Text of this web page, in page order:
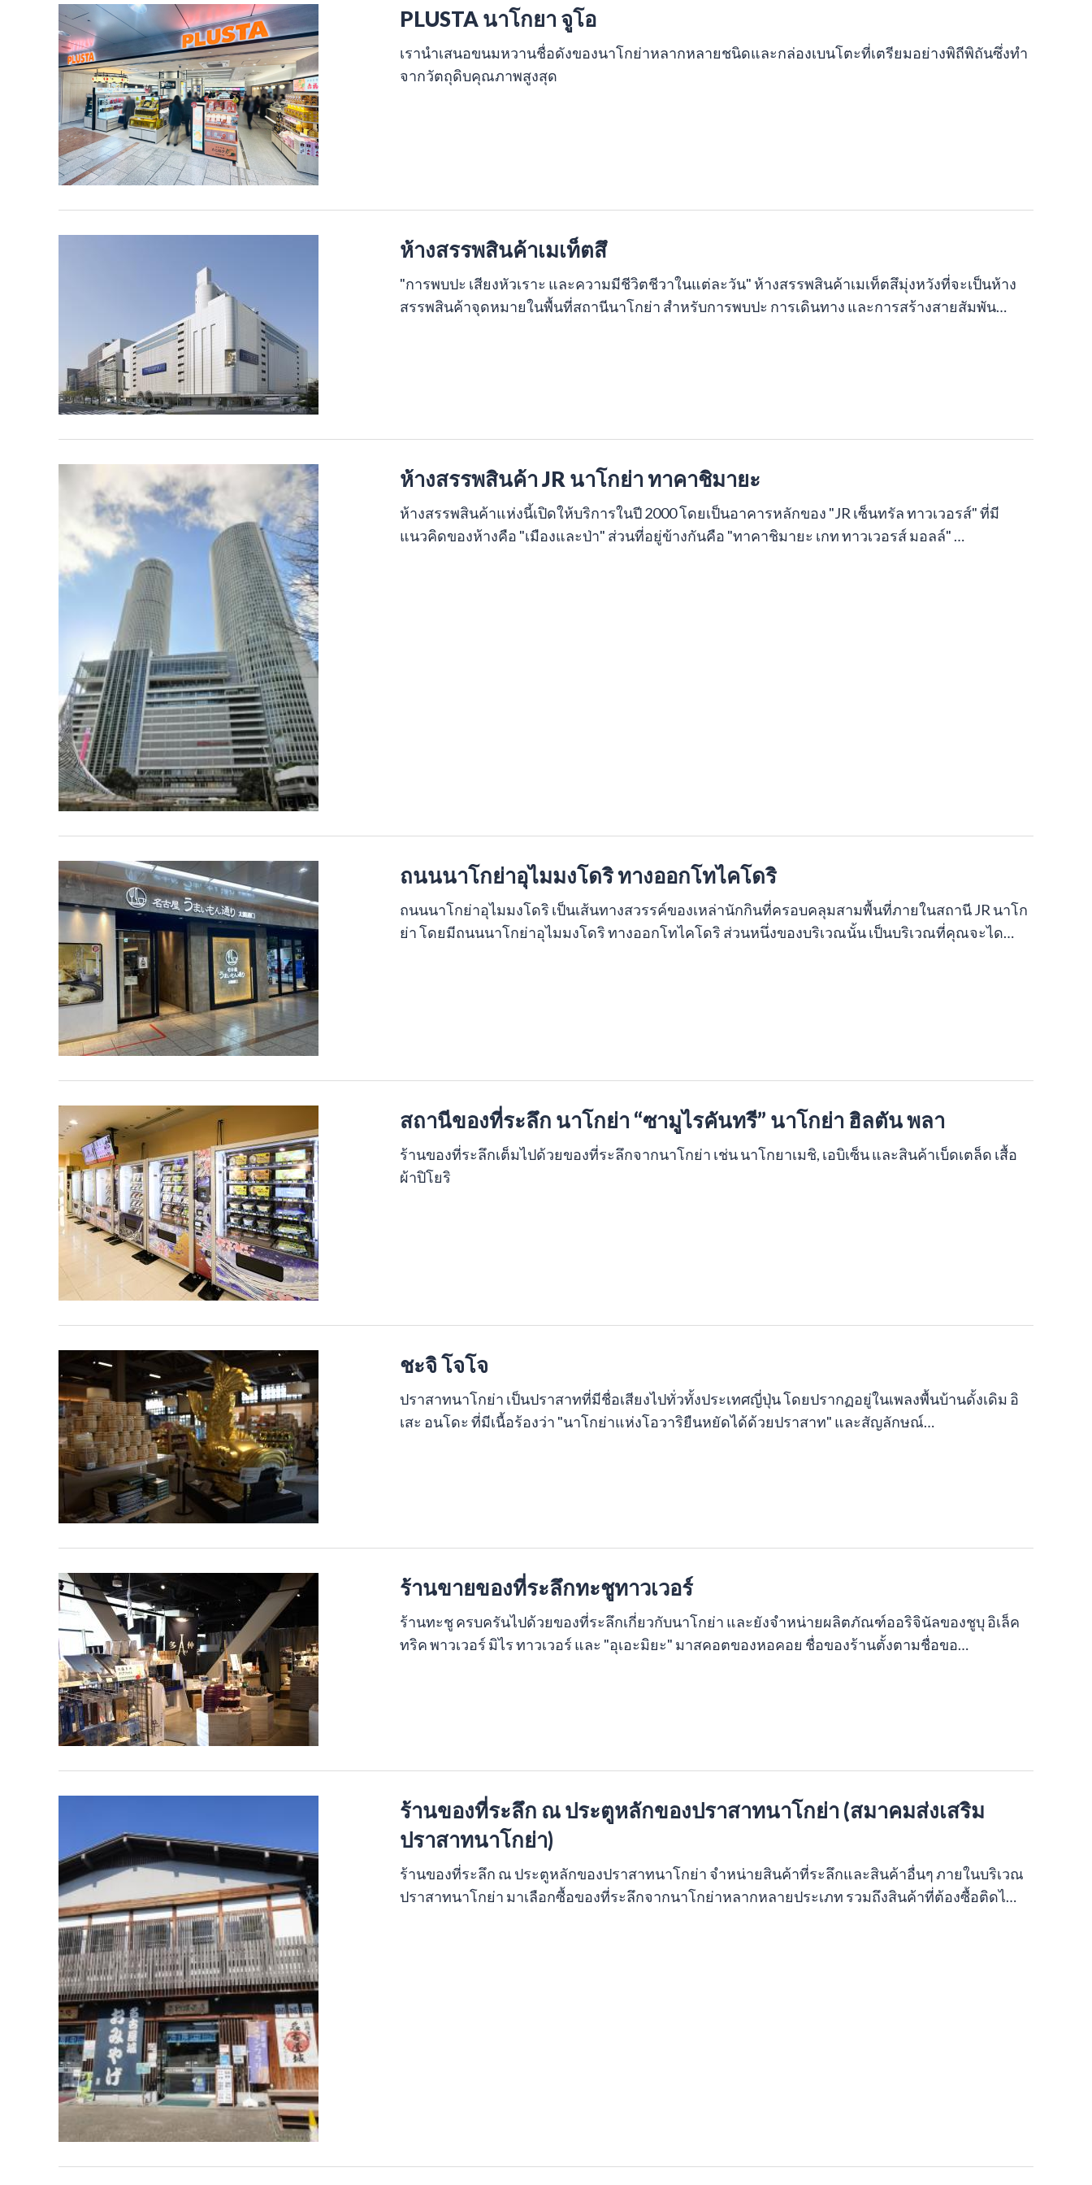
PLUSTA นาโกยา จูโอ
เรานำเสนอขนมหวานชื่อดังของนาโกย่าหลากหลายชนิดและกล่องเบนโตะที่เตรียมอย่างพิถีพิถันซึ่งทำ
จากวัตถุดิบคุณภาพสูงสุด
ห้างสรรพสินค้าเมเท็ตสึ
"การพบปะ เสียงหัวเราะ และความมีชีวิตชีวาในแต่ละวัน" ห้างสรรพสินค้าเมเท็ตสึมุ่งหวังที่จะเป็นห้าง
สรรพสินค้าจุดหมายในพื้นที่สถานีนาโกย่า สำหรับการพบปะ การเดินทาง และการสร้างสายสัมพัน…
ห้างสรรพสินค้า JR นาโกย่า ทาคาชิมายะ
ห้างสรรพสินค้าแห่งนี้เปิดให้บริการในปี 2000 โดยเป็นอาคารหลักของ "JR เซ็นทรัล ทาวเวอรส์" ที่มี
แนวคิดของห้างคือ "เมืองและป่า" ส่วนที่อยู่ข้างกันคือ "ทาคาชิมายะ เกท ทาวเวอรส์ มอลล์" …
ถนนนาโกย่าอุไมมงโดริ ทางออกโทไคโดริ
ถนนนาโกย่าอุไมมงโดริ เป็นเส้นทางสวรรค์ของเหล่านักกินที่ครอบคลุมสามพื้นที่ภายในสถานี JR นาโก
ย่า โดยมีถนนนาโกย่าอุไมมงโดริ ทางออกโทไคโดริ ส่วนหนึ่งของบริเวณนั้น เป็นบริเวณที่คุณจะได…
สถานีของที่ระลึก นาโกย่า “ซามูไรคันทรี” นาโกย่า ฮิลตัน พลา
ร้านของที่ระลึกเต็มไปด้วยของที่ระลึกจากนาโกย่า เช่น นาโกยาเมชิ, เอบิเซ็น และสินค้าเบ็ดเตล็ด เสื้อ
ผ้าปิโยริ
ชะจิ โจโจ
ปราสาทนาโกย่า เป็นปราสาทที่มีชื่อเสียงไปทั่วทั้งประเทศญี่ปุ่น โดยปรากฏอยู่ในเพลงพื้นบ้านดั้งเดิม อิ
เสะ อนโดะ ที่มีเนื้อร้องว่า "นาโกย่าแห่งโอวาริยืนหยัดได้ด้วยปราสาท" และสัญลักษณ์…
ร้านขายของที่ระลึกทะชูทาวเวอร์
ร้านทะชู ครบครันไปด้วยของที่ระลึกเกี่ยวกับนาโกย่า และยังจำหน่ายผลิตภัณฑ์ออริจินัลของชูบุ อิเล็ค
ทริค พาวเวอร์ มิไร ทาวเวอร์ และ "อุเอะมิยะ" มาสคอตของหอคอย ชื่อของร้านตั้งตามชื่อขอ…
ร้านของที่ระลึก ณ ประตูหลักของปราสาทนาโกย่า (สมาคมส่งเสริม
ปราสาทนาโกย่า)
ร้านของที่ระลึก ณ ประตูหลักของปราสาทนาโกย่า จำหน่ายสินค้าที่ระลึกและสินค้าอื่นๆ ภายในบริเวณ
ปราสาทนาโกย่า มาเลือกซื้อของที่ระลึกจากนาโกย่าหลากหลายประเภท รวมถึงสินค้าที่ต้องซื้อติดไ…